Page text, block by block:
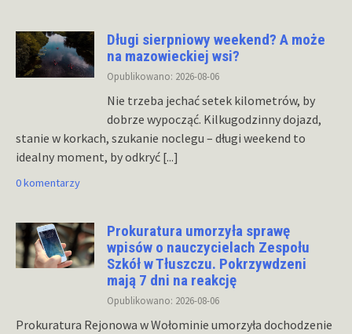
Długi sierpniowy weekend? A może
na mazowieckiej wsi?
Opublikowano: 2026-08-06
Nie trzeba jechać setek kilometrów, by
dobrze wypocząć. Kilkugodzinny dojazd,
stanie w korkach, szukanie noclegu – długi weekend to
idealny moment, by odkryć [...]
0 komentarzy
Prokuratura umorzyła sprawę
wpisów o nauczycielach Zespołu
Szkół w Tłuszczu. Pokrzywdzeni
mają 7 dni na reakcję
Opublikowano: 2026-08-06
Prokuratura Rejonowa w Wołominie umorzyła dochodzenie